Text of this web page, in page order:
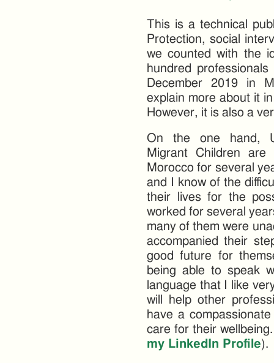
This is a technical
Protection, social
we counted with the
hundred
December 2019 in
explain more about it
However, it is also a
On the one hand,
Migrant Children
Morocco for several
and I know of the
their lives for the
worked for several
many of them were
accompanied their
good future for
being able to speak
language that I like
will help other
have a
care for their
my LinkedIn Profile).